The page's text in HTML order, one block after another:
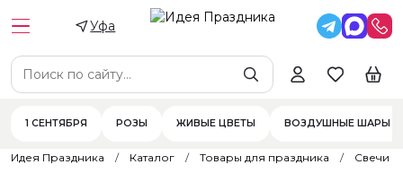
Уфа
1 СЕНТЯБРЯ РОЗЫ ЖИВЫЕ ЦВЕТЫ ВОЗДУШНЫЕ ШАРЫ
Идея Праздника Каталог Товары для праздника Свечи